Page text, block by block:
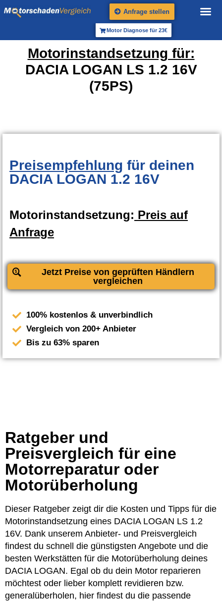
Anfrage stellen
Motor Diagnose für 23€
Motorinstandsetzung für:
DACIA LOGAN LS 1.2 16V
(75PS)
Preisempfehlung für deinen
DACIA LOGAN 1.2 16V
Motorinstandsetzung: Preis auf
Anfrage
Jetzt Preise von geprüften Händlern
vergleichen
100% kostenlos & unverbindlich
Vergleich von 200+ Anbieter
Bis zu 63% sparen
Ratgeber und
Preisvergleich für eine
Motorreparatur oder
Motorüberholung
Dieser Ratgeber zeigt dir die Kosten und Tipps für die
Motorinstandsetzung eines DACIA LOGAN LS 1.2
16V. Dank unserem Anbieter- und Preisvergleich
findest du schnell die günstigsten Angebote und die
besten Werkstätten für die Motorüberholung deines
DACIA LOGAN. Egal ob du dein Motor reparieren
möchtest oder lieber komplett revidieren bzw.
generalüberholen, hier findest du die passende